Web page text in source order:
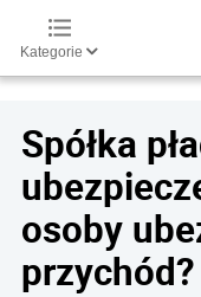
Kategorie
Spółka
osoby
przychód?